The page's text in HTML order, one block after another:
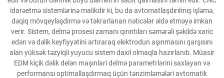
idarəetmə sistemlərinə malikdir ki, bu da avtomatlaşdırılmış işləmə,
dəqiq mövqeyləşdirmə və təkrarlanan nəticələr əldə etməyə imkan
verir. Sistem, delmə prosesi zamanı qırıntıları səmərəli şəkildə xaric
edən və dəlik keyfiyyətini artıraraq elektrodun aşınmasını qarşısını
alan yüksək təzyiqli yuyucu sistem daxil olmaqla hazırlanıb. Müasir
EDM kiçik dəlik delən maşınlari delmə parametrlərini saxlayan və
performansı optimallaşdırmaq üçün tənzimləmələri avtomatik